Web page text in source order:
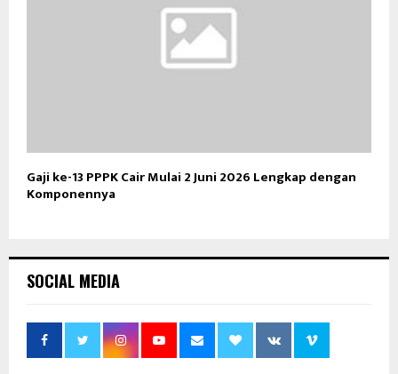
Gaji ke-13 PPPK Cair Mulai 2 Juni 2026 Lengkap dengan
Komponennya
SOCIAL MEDIA